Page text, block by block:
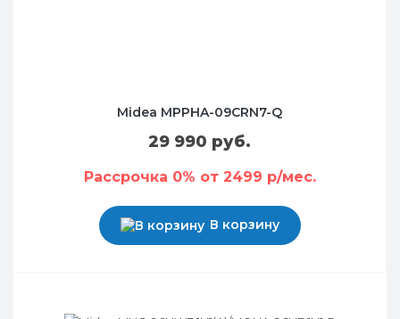
Midea MPPHA-09CRN7-Q
29 990 руб.
Рассрочка 0% от 2499 р/мес.
В корзину